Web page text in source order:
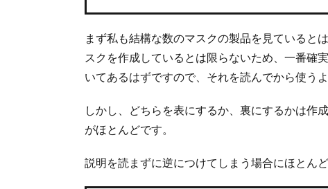
まず私も結構な数のマスクの製品を見ていると
スクを作成しているとは限らないため、一番確
いてあるはずですので、それを読んでから使う
しかし、どちらを表にするか、裏にするかは作
がほとんどです。
説明を読まずに逆につけてしまう場合にほとん